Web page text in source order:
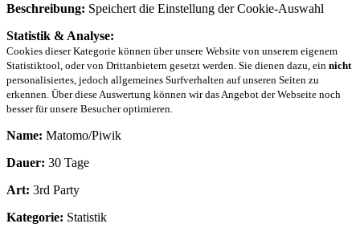
Beschreibung: Speichert die Einstellung der Cookie-Auswahl
Statistik & Analyse:
Cookies dieser Kategorie können über unsere Website von unserem eigenem
Statistiktool, oder von Drittanbietern gesetzt werden. Sie dienen dazu, ein nicht
personalisiertes, jedoch allgemeines Surfverhalten auf unseren Seiten zu
erkennen. Über diese Auswertung können wir das Angebot der Webseite noch
besser für unsere Besucher optimieren.
Name: Matomo/Piwik
Dauer: 30 Tage
Art: 3rd Party
Kategorie: Statistik